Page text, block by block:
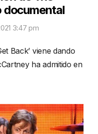
documental
3:47 pm
Back’ viene dando
ha admitido en